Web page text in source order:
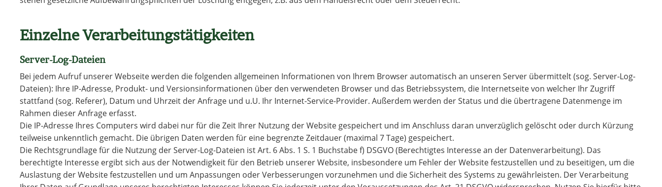
Einzelne Verarbeitungstätigkeiten
Server-Log-Dateien
Bei jedem Aufruf unserer Webseite werden die folgenden allgemeinen Informationen von Ihrem Browser automatisch an unseren Server übermittelt (sog. Server-Log-
Dateien): Ihre IP-Adresse, Produkt- und Versionsinformationen über den verwendeten Browser und das Betriebssystem, die Internetseite von welcher Ihr Zugriff
stattfand (sog. Referer), Datum und Uhrzeit der Anfrage und u.U. Ihr Internet-Service-Provider. Außerdem werden der Status und die übertragene Datenmenge im
Rahmen dieser Anfrage erfasst.
Die IP-Adresse Ihres Computers wird dabei nur für die Zeit Ihrer Nutzung der Website gespeichert und im Anschluss daran unverzüglich gelöscht oder durch Kürzung
teilweise unkenntlich gemacht. Die übrigen Daten werden für eine begrenzte Zeitdauer (maximal 7 Tage) gespeichert.
Die Rechtsgrundlage für die Nutzung der Server-Log-Dateien ist Art. 6 Abs. 1 S. 1 Buchstabe f) DSGVO (Berechtigtes Interesse an der Datenverarbeitung). Das
berechtigte Interesse ergibt sich aus der Notwendigkeit für den Betrieb unserer Website, insbesondere um Fehler der Website festzustellen und zu beseitigen, um die
Auslastung der Website festzustellen und um Anpassungen oder Verbesserungen vorzunehmen und die Sicherheit des Systems zu gewährleisten. Der Verarbeitung